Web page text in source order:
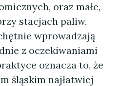
oraz małe,
stacjach paliw,
wprowadzają
z oczekiwaniami
oznacza to, że
śląskim najłatwiej